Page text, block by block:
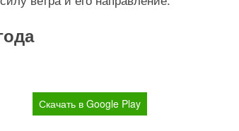
Скачать в Google Play